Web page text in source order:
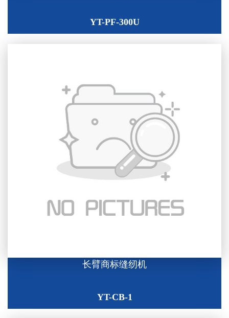
YT-PF-300U
长臂商标缝纫机
YT-CB-1